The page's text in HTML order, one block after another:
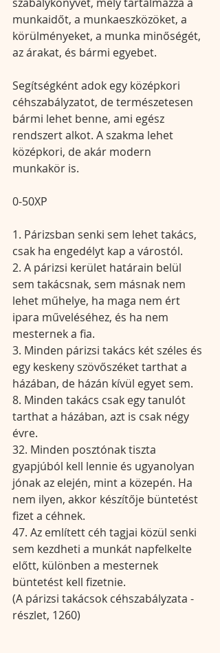
munkaidőt, a munkaeszközöket, a
körülményeket, a munka minőségét,
az árakat, és bármi egyebet.
Segítségként adok egy középkori
céhszabályzatot, de természetesen
bármi lehet benne, ami egész
rendszert alkot. A szakma lehet
középkori, de akár modern
munkakör is.
0-50XP
1. Párizsban senki sem lehet takács,
csak ha engedélyt kap a várostól.
2. A párizsi kerület határain belül
sem takácsnak, sem másnak nem
lehet műhelye, ha maga nem ért
ipara műveléséhez, és ha nem
mesternek a fia.
3. Minden párizsi takács két széles és
egy keskeny szövőszéket tarthat a
házában, de házán kívül egyet sem.
8. Minden takács csak egy tanulót
tarthat a házában, azt is csak négy
évre.
32. Minden posztónak tiszta
gyapjúból kell lennie és ugyanolyan
jónak az elején, mint a közepén. Ha
nem ilyen, akkor készítője büntetést
fizet a céhnek.
47. Az említett céh tagjai közül senki
sem kezdheti a munkát napfelkelte
előtt, különben a mesternek
büntetést kell fizetnie.
(A párizsi takácsok céhszabályzata -
részlet, 1260)